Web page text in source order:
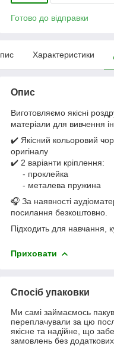
Готово до відправки
Характеристики
Опис
Виготовляємо якісні
матеріали для вивчення
✔️ Якісний кольоровий
оригіналу
✔️ 2 варіанти кріплення:
- проклейка
- металева пружина
🎧 За наявності
посилання безкоштовно.
Підходить для навчання,
Приховати
Спосіб упаковки
Ми самі займаємось
переплачували за цю
якісне та надійне, що
замовлень без додаткових